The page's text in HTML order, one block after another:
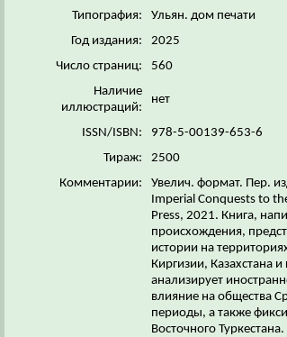
Типография:
Ульян. дом печати
Год издания:
2025
Число страниц:
560
Наличие
иллюстраций:
нет
ISSN/ISBN:
978-5-00139-653-6
Тираж:
2500
Комментарии:
Увелич. формат. Пер.
Imperial Conquests to
Press, 2021. Книга,
происхождения,
истории на
Киргизии, Казахстана
анализирует
влияние на общества
периоды, а также
Восточного